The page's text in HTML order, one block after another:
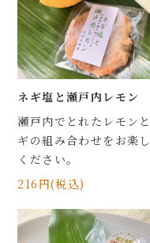
熊野か
ネギ塩と瀬戸内レモン
瀬戸内でとれたレモン
ギの組み合わせをお楽
ください。
216円(税込)